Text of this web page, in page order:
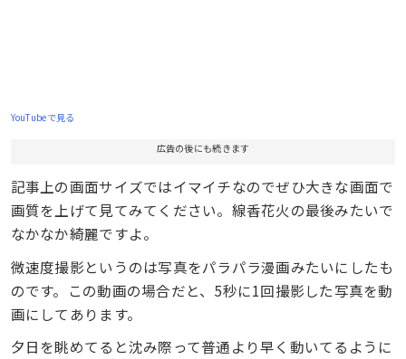
YouTubeで見る
広告の後にも続きます
記事上の画面サイズではイマイチなのでぜひ大きな画面で
画質を上げて見てみてください。線香花火の最後みたいで
なかなか綺麗ですよ。
微速度撮影というのは写真をパラパラ漫画みたいにしたも
のです。この動画の場合だと、5秒に1回撮影した写真を動
画にしてあります。
夕日を眺めてると沈み際って普通より早く動いてるように